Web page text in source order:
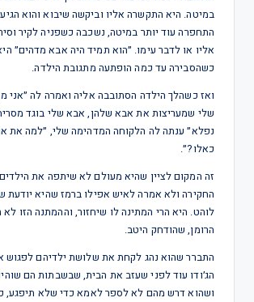
במיטה. היא התקשרה אליו וביקשה שיבוא והוא
התחפרה עוד יותר במיטה, נשכבה כשפניה לקיר
אליו או לדבר עימו. ״הוא תמיד היה אבא מדהים״
כשהסבירה עד כמה הופתעה מתגובת הילדה.
ואז כשהלך הילדה הסתובבה אליה ואמרה לה ״אני
שלי שמעריצות את אבא שלהן, אבא שלי בוגד
נפלא״ ענתה לה הלקוחה המדהימה שלי, ״למה את
כאלו?״.
זה המקום לציין שהיא מעולם לא שיתפה את
החקירה ולא אמרה לאיש אפילו ברמז שהיא יודעת
לוהט. היא הרי המתינה לו שיחזור, וההמתנה הזו
הרומן, שהודחק היטב.
התברר שהוא נהג לקחת את שלושת ילדיהם לפגוש
הג׳ודו עוד לפני שעזב את הבית, שבשבתות הם
ושהוא דרש מהם לא לספר לאמא כדי שלא תיפגע,